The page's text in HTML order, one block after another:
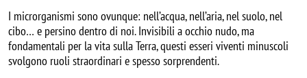
I microrganismi sono ovunque: nell’acqua, nell’aria, nel suolo, nel
cibo… e persino dentro di noi. Invisibili a occhio nudo, ma
fondamentali per la vita sulla Terra, questi esseri viventi minuscoli
svolgono ruoli straordinari e spesso sorprendenti.